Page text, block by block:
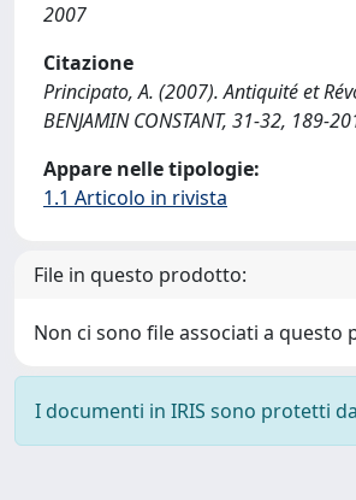
2007
Citazione
Principato, A. (2007). Antiquité et
BENJAMIN CONSTANT, 31-32, 189-
Appare nelle tipologie:
1.1 Articolo in rivista
File in questo prodotto:
Non ci sono file associati a questo
I documenti in IRIS sono protetti